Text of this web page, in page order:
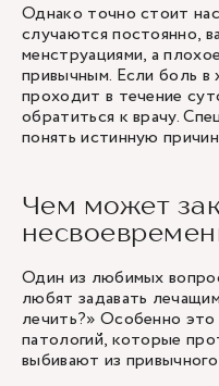
Однако точно стоит
случаются постоянно,
менструациями, а
привычным. Если боль в
проходит в течение
обратиться к врачу.
понять истинную
Чем может
Один из любимых
любят задавать
лечить?» Особенно это
патологий, которые
выбивают из